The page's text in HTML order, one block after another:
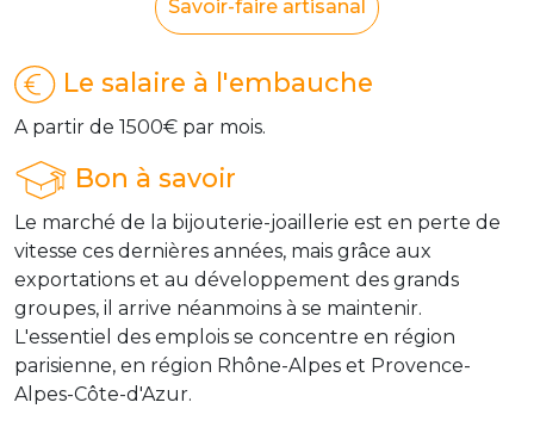
Savoir-faire artisanal
Le salaire à l'embauche
A partir de 1500€ par mois.
Bon à savoir
Le marché de la bijouterie-joaillerie est en perte de
vitesse ces dernières années, mais grâce aux
exportations et au développement des grands
groupes, il arrive néanmoins à se maintenir.
L'essentiel des emplois se concentre en région
parisienne, en région Rhône-Alpes et Provence-
Alpes-Côte-d'Azur.